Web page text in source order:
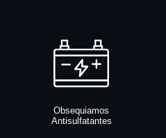
Obsequiamos
Antisulfatantes